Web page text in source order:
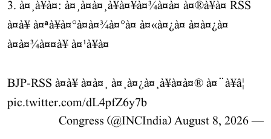
3. à¤¸à¥à¤: à¤¸à¤à¤¸à¥à¤¥à¤¾à¤à¤ à¤®à¥à¤ RSS
à¤à¥ à¤ªà¥à¤°à¤à¤¾à¤°à¤ à¤«à¤¿à¤ à¤à¤¿à¤
à¤à¤¾à¤¤à¥ à¤¹à¥à¤
BJP-RSS à¤à¥ à¤à¤¸ à¤¸à¤¿à¤¸à¥à¤à¤® à¤¨à¥â¦
pic.twitter.com/dL4pfZ6y7b
— Congress (@INCIndia)
August 8, 2026